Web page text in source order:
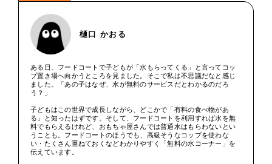
樋口 かおる
ある日、フードコートで子どもが「水もらってくる」と言ってコッ
プ置き場へ向かうところを見ました。そこで私は不思議だなと感じ
ました。「あの子はなぜ、水が無料のサービスだとわかるのだろ
う？」
子どもはこの世界で成長しながら、どこかで「有料の食べ物があ
る」と知ったはずです。そして、フードコートを利用すれば水を無
料でもらえるけれど、おもちゃ屋さんでは普通水はもらわないとい
うことも。フードコートのほうでも、高級そうなコップを使わな
い・たくさん重ねておくなどわかりやすく「無料の水コーナー」を
伝えています。